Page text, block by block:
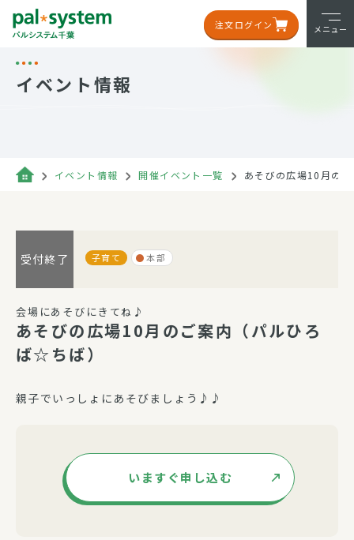
注文ログイン メニュー
イベント情報
イベント情報 開催イベント一覧 あそびの広場10月の
受付終了 子育て 本部
会場にあそびにきてね♪
あそびの広場10月のご案内（パルひろ
ば☆ちば）
親子でいっしょにあそびましょう♪♪
いますぐ申し込む